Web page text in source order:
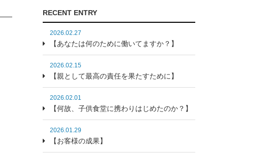
【何故、子供食堂に携わりは
じめたのか？】
【成幸マインドお客様の成
果】
RECENT ENTRY
2026.02.27
【あなたは何のために働いてますか？】
2026.02.15
【親として最高の責任を果たすために】
2026.02.01
【何故、子供食堂に携わりはじめたのか？】
2026.01.29
【お客様の成果】